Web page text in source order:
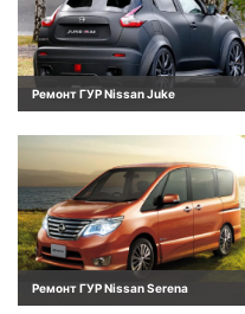
Ремонт ГУР Nissan Juke
Ремонт ГУР Nissan Serena